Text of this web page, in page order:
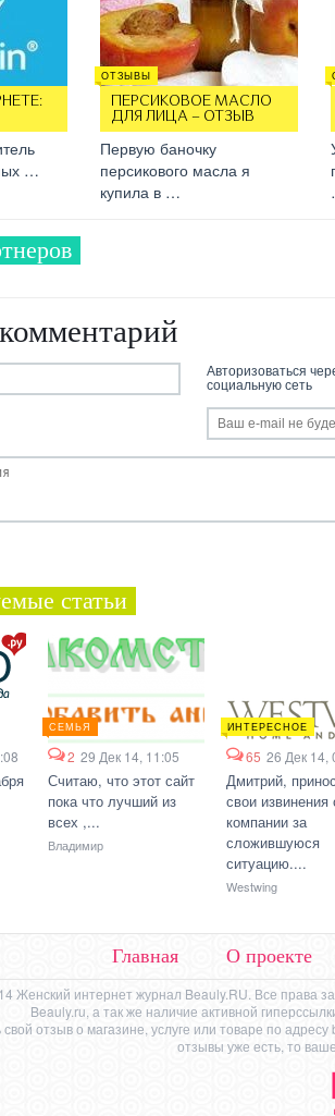
…
ОТЗЫВЫ
ПЕРСИКОВОЕ МАСЛО
ДЛЯ ЛИЦА – ОТЗЫВ
Первую баночку
персикового масла я
купила в …
Авторизоваться
социальную сеть
статьи
СЕМЬЯ
2 29 Дек 14, 11:05
Считаю, что этот сайт
пока что лучший из
всех ,...
Владимир
ИНТЕРЕСНОЕ
65 26 Дек 14,
Дмитрий,
свои извинения
компании за
сложившуюся
ситуацию....
Westwing
Главная О проекте
Женский интернет журнал Beauly.RU. Все права
Beauly.ru, а так же наличие активной
отзыв о магазине, услуге или товаре по адресу
отзывы уже есть, то